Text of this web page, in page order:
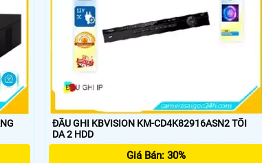
ĐẦU GHI KBVISION KM-CD4K82916ASN2 TỐI
DA 2 HDD
Giá Bán: 30%